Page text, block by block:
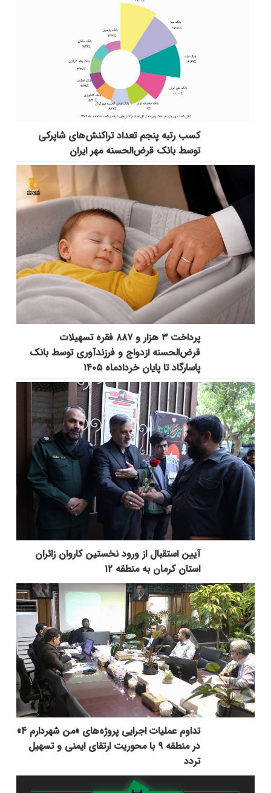
کسب رتبه پنجم تعداد تراکنش‌های شاپرکی
توسط بانک قرض‌الحسنه مهر ایران
پرداخت ۳ هزار و ۸۸۷ فقره تسهیلات
قرض‌الحسنه ازدواج و فرزندآوری توسط بانک
پاسارگاد تا پایان خردادماه ۱۴۰۵
آیین استقبال از ورود نخستین کاروان زائران
استان کرمان به منطقه ۱۲
تداوم عملیات اجرایی پروژه‌های «من شهردارم ۴»
در منطقه ۹ با محوریت ارتقای ایمنی و تسهیل
تردد